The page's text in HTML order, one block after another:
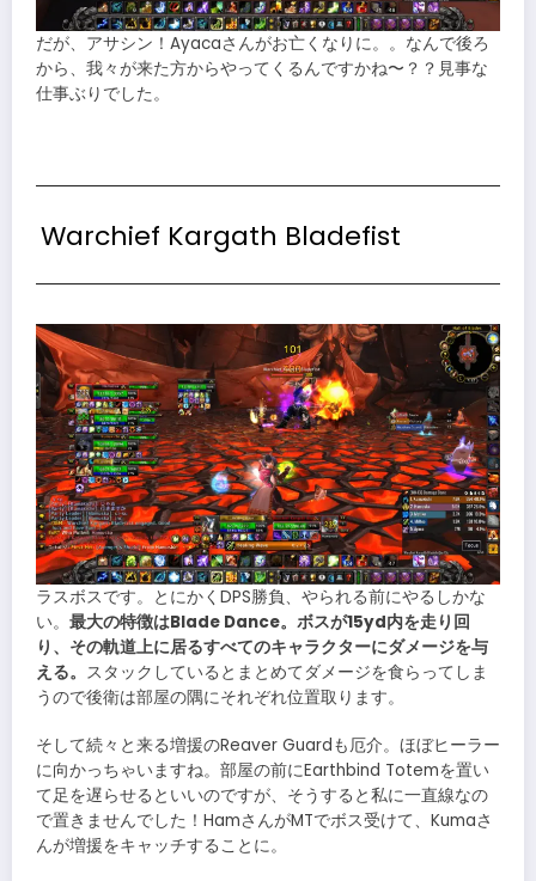
だが、アサシン！Ayacaさんがお亡くなりに。。なんで後ろ
から、我々が来た方からやってくるんですかね〜？？見事な
仕事ぶりでした。
Warchief Kargath Bladefist
ラスボスです。とにかくDPS勝負、やられる前にやるしかな
い。 最大の特徴はBlade Dance。ボスが15yd内を走り回
り、その軌道上に居るすべてのキャラクターにダメージを与
える。 スタックしているとまとめてダメージを食らってしま
うので後衛は部屋の隅にそれぞれ位置取ります。
そして続々と来る増援のReaver Guardも厄介。ほぼヒーラー
に向かっちゃいますね。部屋の前にEarthbind Totemを置い
て足を遅らせるといいのですが、そうすると私に一直線なの
で置きませんでした！HamさんがMTでボス受けて、Kumaさ
んが増援をキャッチすることに。